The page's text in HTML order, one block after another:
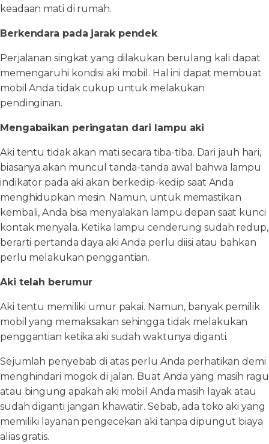
keadaan mati di rumah.
Berkendara pada jarak pendek
Perjalanan singkat yang dilakukan berulang kali dapat
memengaruhi kondisi aki mobil. Hal ini dapat membuat
mobil Anda tidak cukup untuk melakukan
pendinginan.
Mengabaikan peringatan dari lampu aki
Aki tentu tidak akan mati secara tiba-tiba. Dari jauh hari,
biasanya akan muncul tanda-tanda awal bahwa lampu
indikator pada aki akan berkedip-kedip saat Anda
menghidupkan mesin. Namun, untuk memastikan
kembali, Anda bisa menyalakan lampu depan saat kunci
kontak menyala. Ketika lampu cenderung sudah redup,
berarti pertanda daya aki Anda perlu diisi atau bahkan
perlu melakukan penggantian.
Aki telah berumur
Aki tentu memiliki umur pakai. Namun, banyak pemilik
mobil yang memaksakan sehingga tidak melakukan
penggantian ketika aki sudah waktunya diganti.
Sejumlah penyebab di atas perlu Anda perhatikan demi
menghindari mogok di jalan. Buat Anda yang masih ragu
atau bingung apakah aki mobil Anda masih layak atau
sudah diganti jangan khawatir. Sebab, ada toko aki yang
memiliki layanan pengecekan aki tanpa dipungut biaya
alias gratis.